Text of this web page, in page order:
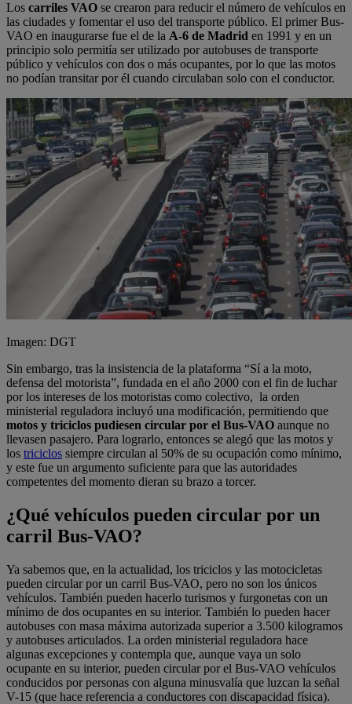
Los carriles VAO se crearon para reducir el número de vehículos en
las ciudades y fomentar el uso del transporte público. El primer Bus-
VAO en inaugurarse fue el de la A-6 de Madrid en 1991 y en un
principio solo permitía ser utilizado por autobuses de transporte
público y vehículos con dos o más ocupantes, por lo que las motos
no podían transitar por él cuando circulaban solo con el conductor.
Imagen: DGT
Sin embargo, tras la insistencia de la plataforma “Sí a la moto,
defensa del motorista”, fundada en el año 2000 con el fin de luchar
por los intereses de los motoristas como colectivo, la orden
ministerial reguladora incluyó una modificación, permitiendo que
motos y triciclos pudiesen circular por el Bus-VAO aunque no
llevasen pasajero. Para lograrlo, entonces se alegó que las motos y
los triciclos siempre circulan al 50% de su ocupación como mínimo,
y este fue un argumento suficiente para que las autoridades
competentes del momento dieran su brazo a torcer.
¿Qué vehículos pueden circular por un
carril Bus-VAO?
Ya sabemos que, en la actualidad, los triciclos y las motocicletas
pueden circular por un carril Bus-VAO, pero no son los únicos
vehículos. También pueden hacerlo turismos y furgonetas con un
mínimo de dos ocupantes en su interior. También lo pueden hacer
autobuses con masa máxima autorizada superior a 3.500 kilogramos
y autobuses articulados. La orden ministerial reguladora hace
algunas excepciones y contempla que, aunque vaya un solo
ocupante en su interior, pueden circular por el Bus-VAO vehículos
conducidos por personas con alguna minusvalía que luzcan la señal
V-15 (que hace referencia a conductores con discapacidad física).